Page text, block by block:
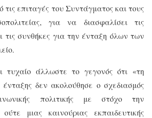
επιταγές του Συντάγματος και τους
για να διασφαλίσει τις
τις συνθήκες για την ένταξη όλων των
άλλωστε το γεγονός ότι «τη
ένταξης δεν ακολούθησε ο σχεδιασμός
πολιτικής με στόχο την
μιας καινούριας εκπαιδευτικής